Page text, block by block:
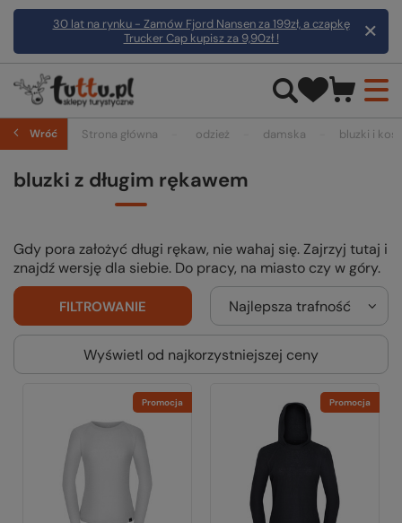
30 lat na rynku - Zamów Fjord Nansen za 199zł, a czapkę
Trucker Cap kupisz za 9,90zł !
Wróć Strona główna odzież damska bluzki i
bluzki z długim rękawem
Gdy pora założyć długi rękaw, nie wahaj się. Zajrzyj tutaj i
znajdź wersję dla siebie. Do pracy, na miasto czy w góry.
Najlepsza trafność
FILTROWANIE
Wyświetl od najkorzystniejszej ceny
Promocja Promocja